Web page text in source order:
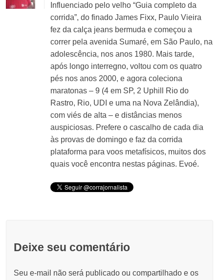
Influenciado pelo velho “Guia completo da
corrida”, do finado James Fixx, Paulo Vieira
fez da calça jeans bermuda e começou a
correr pela avenida Sumaré, em São Paulo, na
adolescência, nos anos 1980. Mais tarde,
após longo interregno, voltou com os quatro
pés nos anos 2000, e agora coleciona
maratonas – 9 (4 em SP, 2 Uphill Rio do
Rastro, Rio, UDI e uma na Nova Zelândia),
com viés de alta – e distâncias menos
auspiciosas. Prefere o cascalho de cada dia
às provas de domingo e faz da corrida
plataforma para voos metafísicos, muitos dos
quais você encontra nestas páginas. Evoé.
Deixe seu comentário
Seu e-mail não será publicado ou compartilhado e os